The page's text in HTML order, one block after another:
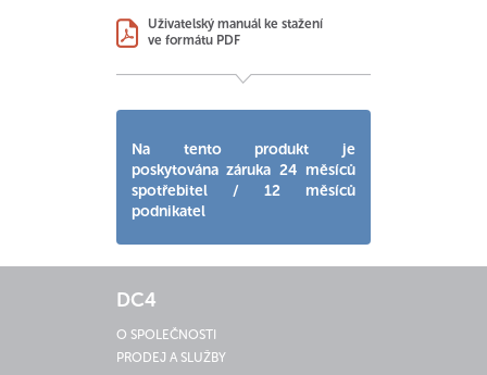
Uživatelský manuál ke stažení
ve formátu PDF
Na tento produkt je
poskytována záruka 24 měsíců
spotřebitel / 12 měsíců
podnikatel
DC4
O SPOLEČNOSTI
PRODEJ A SLUŽBY